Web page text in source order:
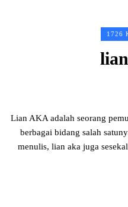
1726
Lian AKA adalah seorang
berbagai bidang salah
menulis, lian aka juga